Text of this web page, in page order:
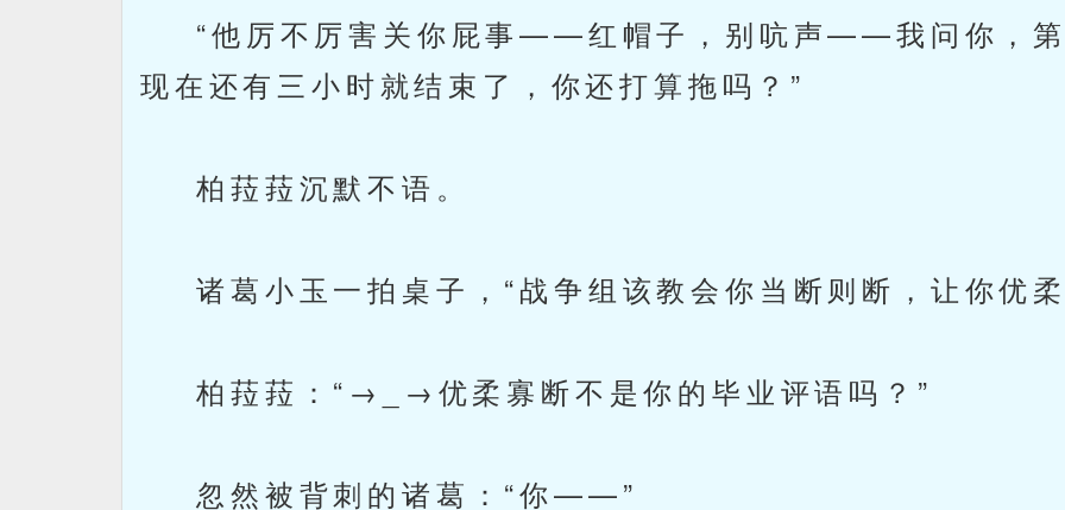
“他厉不厉害关你屁事——红帽子，别吭声——我问你，第
现在还有三小时就结束了，你还打算拖吗？”
柏菈菈沉默不语。
诸葛小玉一拍桌子，“战争组该教会你当断则断，让你优
柏菈菈：“→_→优柔寡断不是你的毕业评语吗？”
忽然被背刺的诸葛：“你——”